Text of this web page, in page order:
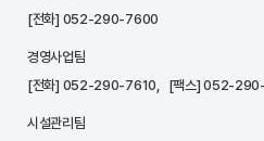
[전화] 052-290-7600
경영사업팀
[전화] 052-290-7610 , [팩스] 052-
시설관리팀